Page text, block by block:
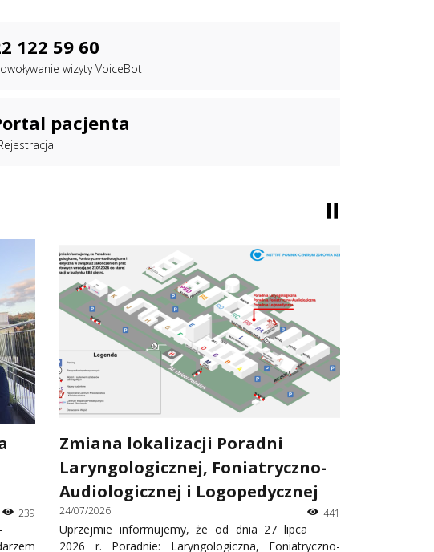
122 59 60
wizyty VoiceBot
pacjenta
⏸
239
Zmiana lokalizacji Poradni
Laryngologicznej, Foniatryczno-
Audiologicznej i Logopedycznej
24/07/2026 441
Uprzejmie informujemy, że od dnia 27 lipca
2026 r. Poradnie: Laryngologiczna, Foniatryczno-